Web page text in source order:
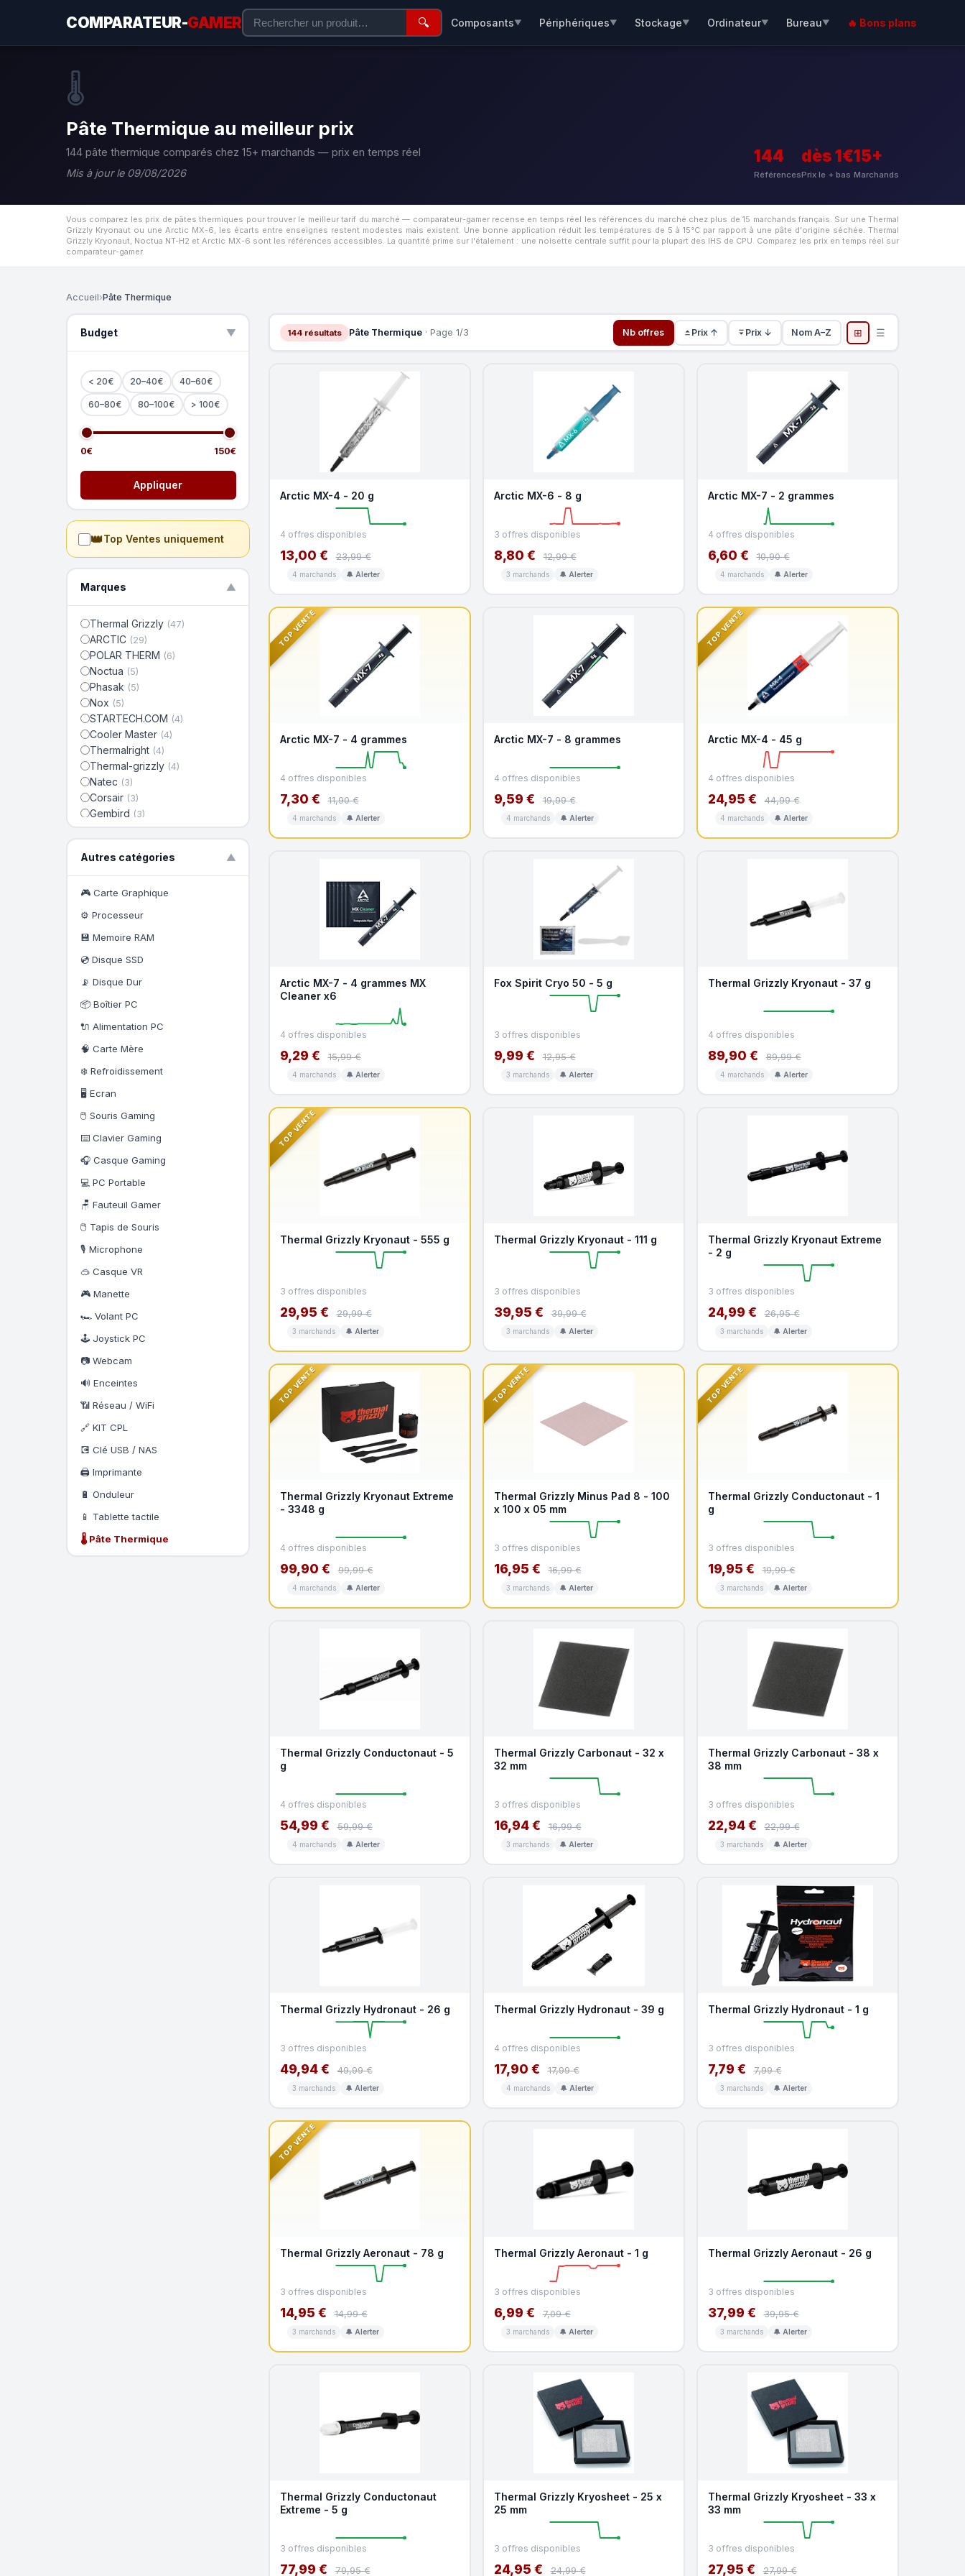
COMPARATEUR-GAMER 🔍 Composants▼ Périphériques▼ Stockage▼ Ordinateur▼ Bureau▼ 🔥 Bons plans
🌡️
Pâte Thermique au meilleur prix
144 pâte thermique comparés chez 15+ marchands — prix en temps réel
Mis à jour le 09/08/2026
144
Références
dès 1€
Prix le + bas
15+
Marchands
Vous comparez les prix de pâtes thermiques pour trouver le meilleur tarif du marché — comparateur-gamer recense en temps réel les références du marché chez plus de 15 marchands français. Sur une Thermal
Grizzly Kryonaut ou une Arctic MX-6, les écarts entre enseignes restent modestes mais existent. Une bonne application réduit les températures de 5 à 15°C par rapport à une pâte d'origine séchée. Thermal
Grizzly Kryonaut, Noctua NT-H2 et Arctic MX-6 sont les références accessibles. La quantité prime sur l'étalement : une noisette centrale suffit pour la plupart des IHS de CPU. Comparez les prix en temps réel sur
comparateur-gamer.
Accueil›Pâte Thermique
Budget ▲
< 20€ 20–40€ 40–60€
60–80€ 80–100€ > 100€
0€ 150€
Appliquer
👑Top Ventes uniquement
Marques ▼
Thermal Grizzly (47)
ARCTIC (29)
POLAR THERM (6)
Noctua (5)
Phasak (5)
Nox (5)
STARTECH.COM (4)
Cooler Master (4)
Thermalright (4)
Thermal-grizzly (4)
Natec (3)
Corsair (3)
Gembird (3)
Tempest(2)
Coolbox(2)
Genesis(2)
Arctic Tumblers(1)
Autres catégories ▼
🎮 Carte Graphique
⚙️ Processeur
💾 Memoire RAM
💿 Disque SSD
📡 Disque Dur
📦 Boîtier PC
🔌 Alimentation PC
🧠 Carte Mère
❄️ Refroidissement
🖥️ Ecran
🖱️ Souris Gaming
⌨️ Clavier Gaming
🎧 Casque Gaming
💻 PC Portable
🪑 Fauteuil Gamer
🖱️ Tapis de Souris
🎙️ Microphone
🥽 Casque VR
🎮 Manette
🏎️ Volant PC
🕹️ Joystick PC
📷 Webcam
🔊 Enceintes
📶 Réseau / WiFi
🔗 KIT CPL
💽 Clé USB / NAS
🖨️ Imprimante
🔋 Onduleur
📱 Tablette tactile
🌡️ Pâte Thermique
144 résultats Pâte Thermique· Page 1/3 Nb offres Prix ↑ Prix ↓ Nom A–Z ⊞ ☰
Arctic MX-4 - 20 g
4 offres disponibles
13,00 € 23,99 €
4 marchands 🔔 Alerter
Arctic MX-6 - 8 g
3 offres disponibles
8,80 € 12,99 €
3 marchands 🔔 Alerter
Arctic MX-7 - 2 grammes
4 offres disponibles
6,60 € 10,90 €
4 marchands 🔔 Alerter
TOP VENTE
Arctic MX-7 - 4 grammes
4 offres disponibles
7,30 € 11,90 €
4 marchands 🔔 Alerter
Arctic MX-7 - 8 grammes
4 offres disponibles
9,59 € 19,99 €
4 marchands 🔔 Alerter
TOP VENTE
Arctic MX-4 - 45 g
4 offres disponibles
24,95 € 44,99 €
4 marchands 🔔 Alerter
Arctic MX-7 - 4 grammes MX
Cleaner x6
4 offres disponibles
9,29 € 15,99 €
4 marchands 🔔 Alerter
Fox Spirit Cryo 50 - 5 g
3 offres disponibles
9,99 € 12,95 €
3 marchands 🔔 Alerter
Thermal Grizzly Kryonaut - 37 g
4 offres disponibles
89,90 € 89,99 €
4 marchands 🔔 Alerter
TOP VENTE
Thermal Grizzly Kryonaut - 555 g
3 offres disponibles
29,95 € 29,99 €
3 marchands 🔔 Alerter
Thermal Grizzly Kryonaut - 111 g
3 offres disponibles
39,95 € 39,99 €
3 marchands 🔔 Alerter
Thermal Grizzly Kryonaut Extreme
- 2 g
3 offres disponibles
24,99 € 26,95 €
3 marchands 🔔 Alerter
TOP VENTE
Thermal Grizzly Kryonaut Extreme
- 3348 g
4 offres disponibles
99,90 € 99,99 €
4 marchands 🔔 Alerter
TOP VENTE
Thermal Grizzly Minus Pad 8 - 100
x 100 x 05 mm
3 offres disponibles
16,95 € 16,99 €
3 marchands 🔔 Alerter
TOP VENTE
Thermal Grizzly Conductonaut - 1
g
3 offres disponibles
19,95 € 19,99 €
3 marchands 🔔 Alerter
Thermal Grizzly Conductonaut - 5
g
4 offres disponibles
54,99 € 59,99 €
4 marchands 🔔 Alerter
Thermal Grizzly Carbonaut - 32 x
32 mm
3 offres disponibles
16,94 € 16,99 €
3 marchands 🔔 Alerter
Thermal Grizzly Carbonaut - 38 x
38 mm
3 offres disponibles
22,94 € 22,99 €
3 marchands 🔔 Alerter
Thermal Grizzly Hydronaut - 26 g
3 offres disponibles
49,94 € 49,99 €
3 marchands 🔔 Alerter
Thermal Grizzly Hydronaut - 39 g
4 offres disponibles
17,90 € 17,99 €
4 marchands 🔔 Alerter
Thermal Grizzly Hydronaut - 1 g
3 offres disponibles
7,79 € 7,99 €
3 marchands 🔔 Alerter
TOP VENTE
Thermal Grizzly Aeronaut - 78 g
3 offres disponibles
14,95 € 14,99 €
3 marchands 🔔 Alerter
Thermal Grizzly Aeronaut - 1 g
3 offres disponibles
6,99 € 7,09 €
3 marchands 🔔 Alerter
Thermal Grizzly Aeronaut - 26 g
3 offres disponibles
37,99 € 39,95 €
3 marchands 🔔 Alerter
Thermal Grizzly Conductonaut
Extreme - 5 g
3 offres disponibles
77,99 € 79,95 €
Thermal Grizzly Kryosheet - 25 x
25 mm
3 offres disponibles
24,95 € 24,99 €
Thermal Grizzly Kryosheet - 33 x
33 mm
3 offres disponibles
27,95 € 27,99 €